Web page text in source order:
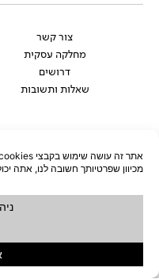
₪129
₪89
המחירהמחיר